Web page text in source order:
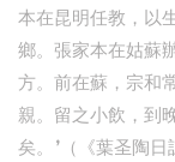
本在昆明任教，以
鄉。張家本在姑蘇
方。前在蘇，宗和
親。留之小飲，到
矣。’（《葉圣陶